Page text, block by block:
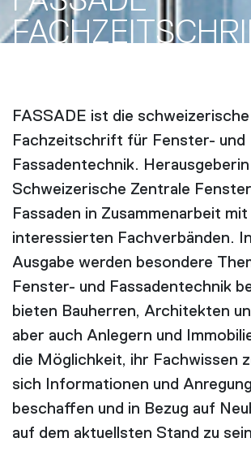
FASSADE ist die schweizerische
Fachzeitschrift für Fenster- und
Fassadentechnik.
Schweizerische Zentrale
Fassaden in Zusammenarbeit
interessierten Fachverbänden.
Ausgabe werden besondere
Fenster- und Fassadentechnik
bieten Bauherren, Architekten
aber auch Anlegern und
die Möglichkeit, ihr Fachwissen
sich Informationen und
beschaffen und in Bezug auf
auf dem aktuellsten Stand zu